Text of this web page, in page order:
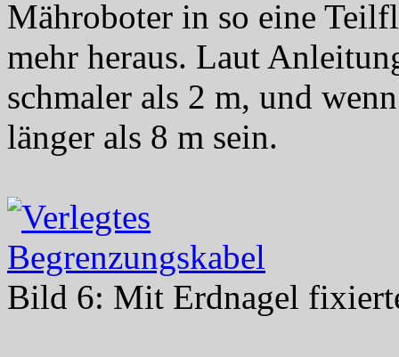
Mähroboter in so eine
mehr heraus. Laut
schmaler als 2 m, und
länger als 8 m sein.
Bild 6: Mit Erdnagel